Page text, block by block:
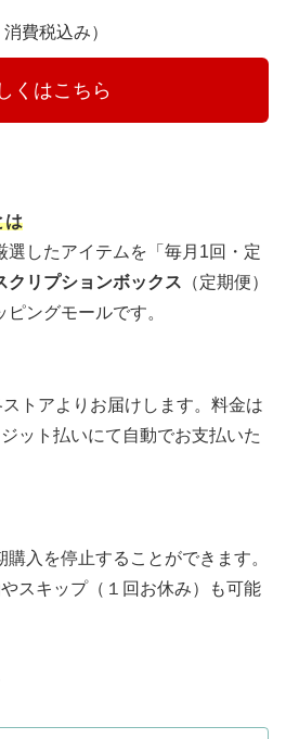
費税込み）
はこちら
は
選したアイテムを「毎月1回・定
クリプションボックス （定期便）
ングモールです。
トアよりお届けします。料金は
ット払いにて自動でお支払いた
入を停止することができます。
スキップ（１回お休み）も可能